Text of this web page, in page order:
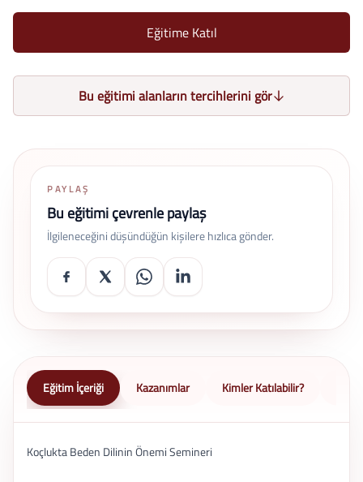
Eğitime Katıl
Bu eğitimi alanların tercihlerini gör
PAYLAŞ
Bu eğitimi çevrenle paylaş
İlgileneceğini düşündüğün kişilere hızlıca gönder.
Eğitim İçeriği Kazanımlar Kimler Katılabilir?
Koçlukta Beden Dilinin Önemi Semineri